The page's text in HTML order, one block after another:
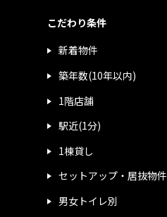
こだわり条件
新着物件
築年数(10年以内)
1階店舗
駅近(1分)
1棟貸し
セットアップ・居抜物件
男女トイレ別